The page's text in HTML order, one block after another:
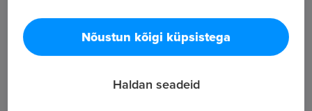
VaatamisedNõustun kõigi küpsistega
Haldan seadeid